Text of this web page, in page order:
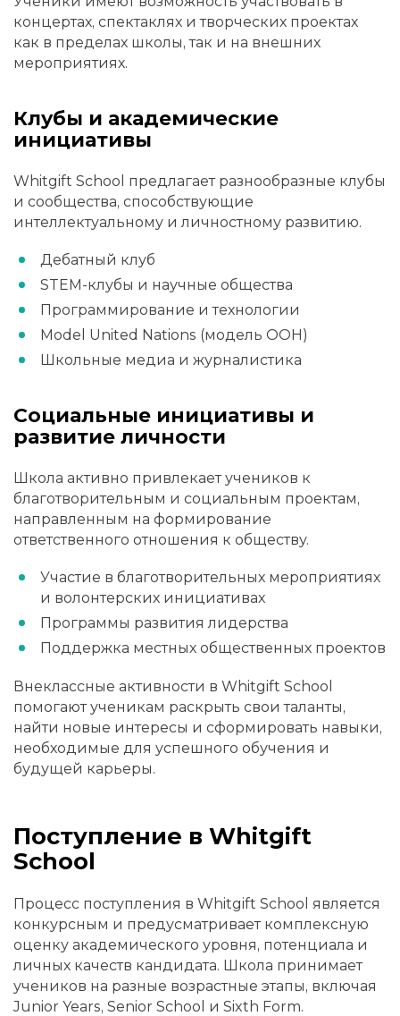
концертах, спектаклях и творческих проектах
как в пределах школы, так и на внешних
мероприятиях.
Клубы и академические
инициативы
Whitgift School предлагает разнообразные клубы
и сообщества, способствующие
интеллектуальному и личностному развитию.
Дебатный клуб
STEM-клубы и научные общества
Программирование и технологии
Model United Nations (модель ООН)
Школьные медиа и журналистика
Социальные инициативы и
развитие личности
Школа активно привлекает учеников к
благотворительным и социальным проектам,
направленным на формирование
ответственного отношения к обществу.
Участие в благотворительных мероприятиях
и волонтерских инициативах
Программы развития лидерства
Поддержка местных общественных проектов
Внеклассные активности в Whitgift School
помогают ученикам раскрыть свои таланты,
найти новые интересы и сформировать навыки,
необходимые для успешного обучения и
будущей карьеры.
Поступление в Whitgift
School
Процесс поступления в Whitgift School является
конкурсным и предусматривает комплексную
оценку академического уровня, потенциала и
личных качеств кандидата. Школа принимает
учеников на разные возрастные этапы, включая
Junior Years, Senior School и Sixth Form.